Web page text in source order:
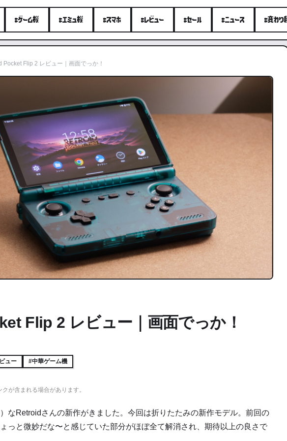
#ゲーム機 #エミュ機 #スマホ #レビュー #セール #ニュース #変わり
Pocket Flip 2 レビュー｜画面でっか！
Flip 2 レビュー｜画面でっか！
ュー #中華ゲーム機
が含まれる場合があります。
なRetroidさんの新作がきました。今回は折りたたみの新作モデル。前回の
っと微妙だな〜と感じていた部分がほぼ全て解消され、期待以上の良さで